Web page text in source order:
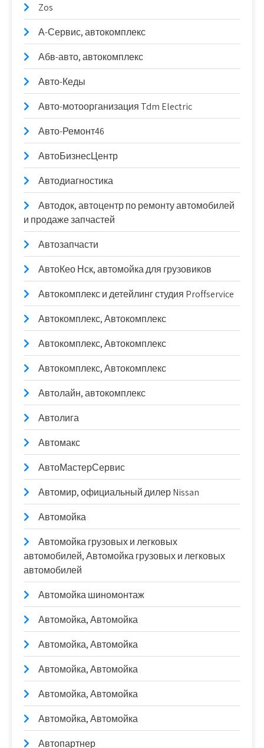
Zos
А-Сервис, автокомплекс
Абв-авто, автокомплекс
Авто-Кеды
Авто-мотоорганизация Tdm Electric
Авто-Ремонт46
АвтоБизнесЦентр
Автодиагностика
Автодок, автоцентр по ремонту автомобилей
и продаже запчастей
Автозапчасти
АвтоКео Нск, автомойка для грузовиков
Автокомплекс и детейлинг студия Proffservice
Автокомплекс, Автокомплекс
Автокомплекс, Автокомплекс
Автокомплекс, Автокомплекс
Автолайн, автокомплекс
Автолига
Автомакс
АвтоМастерСервис
Автомир, официальный дилер Nissan
Автомойка
Автомойка грузовых и легковых
автомобилей, Автомойка грузовых и легковых
автомобилей
Автомойка шиномонтаж
Автомойка, Автомойка
Автомойка, Автомойка
Автомойка, Автомойка
Автомойка, Автомойка
Автомойка, Автомойка
Автопартнер